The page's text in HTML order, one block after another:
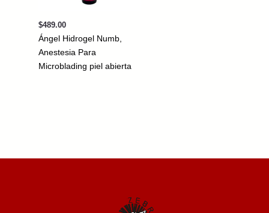
$489.00
Ángel Hidrogel Numb,
Anestesia Para
Microblading piel abierta